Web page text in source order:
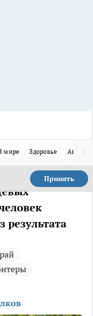
мире Здоровье Авто
Принять
результата